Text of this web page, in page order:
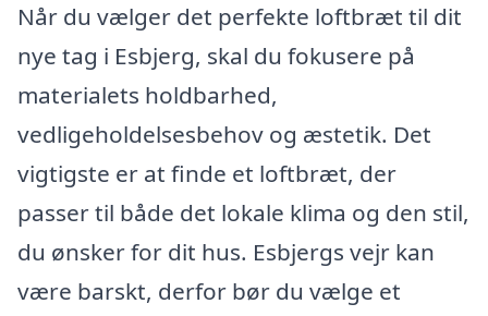
Når du vælger det perfekte loftbræt til dit
nye tag i Esbjerg, skal du fokusere på
materialets holdbarhed,
vedligeholdelsesbehov og æstetik. Det
vigtigste er at finde et loftbræt, der
passer til både det lokale klima og den stil,
du ønsker for dit hus. Esbjergs vejr kan
være barskt, derfor bør du vælge et